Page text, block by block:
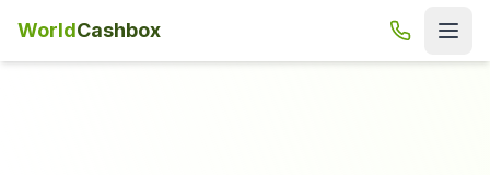
WorldCashbox